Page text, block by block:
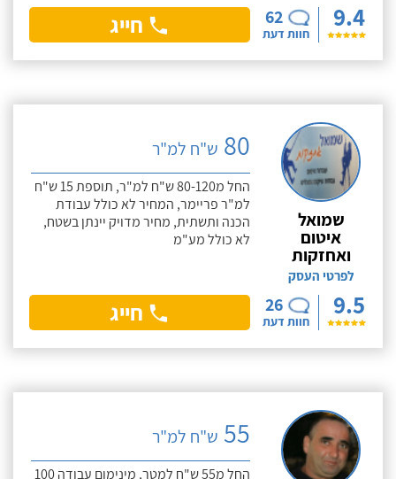
9.4
62
חוות דעת חייג
שמואל
איטום
ואחזקות
לפרטי העסק
9.5
26
חוות דעת
80 ש"ח למ"ר
החל מ80-120 ש"ח למ"ר, תוספת 15 ש"ח
למ"ר פריימר, המחיר לא כולל עבודת
הכנה ותשתית, מחיר מדויק יינתן בשטח,
לא כולל מע"מ
חייג
55 ש"ח למ"ר
החל מ55 ש"ח למטר, מינימום עבודה 100